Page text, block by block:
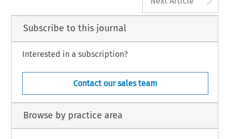
Subscribe to this journal
Interested in a subscription?
Contact our sales team
Browse by practice area